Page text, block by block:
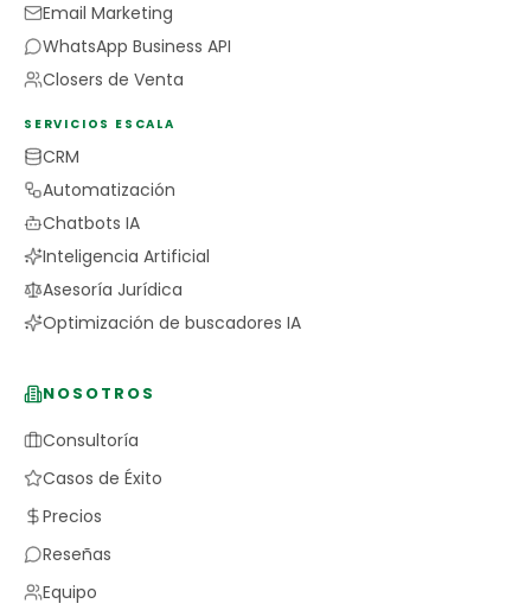
Email Marketing
WhatsApp Business API
Closers de Venta
SERVICIOS ESCALA
CRM
Automatización
Chatbots IA
Inteligencia Artificial
Asesoría Jurídica
Optimización de buscadores IA
NOSOTROS
Consultoría
Casos de Éxito
Precios
Reseñas
Equipo